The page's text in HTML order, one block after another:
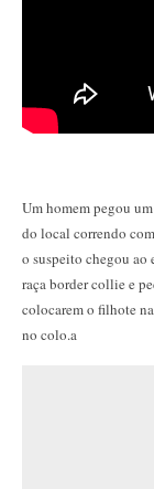
Um homem pegou
do local correndo
o suspeito chegou ao
raça border collie e
colocarem o filhote
no colo.a